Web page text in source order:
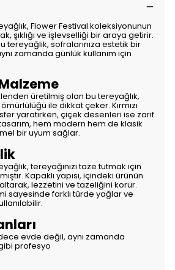
Flower Festival koleksiyonunun
şıklığı ve işlevselliği bir araya getirir.
tereyağlık, sofralarınıza estetik bir
zamanda günlük kullanım için
üretilmiş olan bu tereyağlık,
ömürlülüğü ile dikkat çeker. Kırmızı
yaratırken, çiçek desenleri ise zarif
hem modern hem de klasik
bir uyum sağlar.
tereyağınızı taze tutmak için
Kapaklı yapısı, içindeki ürünün
lezzetini ve tazeliğini korur.
sayesinde farklı türde yağlar ve
evde değil, aynı zamanda
profesyo